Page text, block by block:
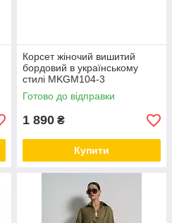
Корсет жіночий вишитий
бордовий в українському
стилі MKGM104-3
Готово до відправки
1 890 ₴
Купити